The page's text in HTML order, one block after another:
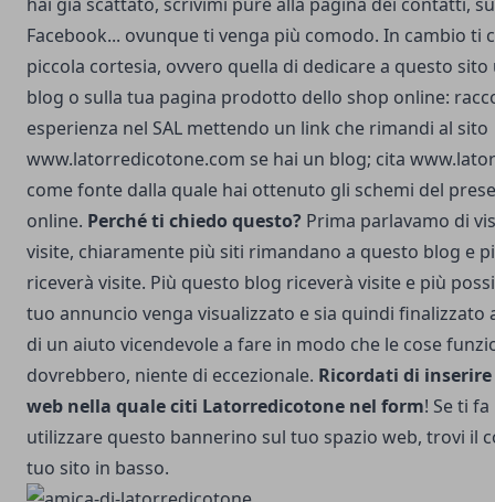
Facebook... ovunque ti venga più comodo. In cambio ti
piccola cortesia, ovvero quella di dedicare a questo
blog o sulla tua pagina prodotto dello shop online:
esperienza nel SAL mettendo un link che rimandi al sito
www.latorredicotone.com se hai un blog; cita
come fonte dalla quale hai ottenuto gli schemi del
online. Perché ti chiedo questo? Prima parlavamo di
visite, chiaramente più siti rimandano a questo blog e
riceverà visite. Più questo blog riceverà visite e più
tuo annuncio venga visualizzato e sia quindi finalizzato
di un aiuto vicendevole a fare in modo che le cose
dovrebbero, niente di eccezionale. Ricordati di
web nella quale citi Latorredicotone nel form! Se ti
utilizzare questo bannerino sul tuo spazio web, trovi il
tuo sito in basso.